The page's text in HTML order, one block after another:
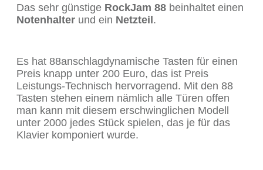
Das sehr günstige RockJam 88 beinhaltet einen
Notenhalter und ein Netzteil .
Es hat 88anschlagdynamische Tasten für einen
Preis knapp unter 200 Euro, das ist Preis
Leistungs-Technisch hervorragend. Mit den 88
Tasten stehen einem nämlich alle Türen offen
man kann mit diesem erschwinglichen Modell
unter 2000 jedes Stück spielen, das je für das
Klavier komponiert wurde.